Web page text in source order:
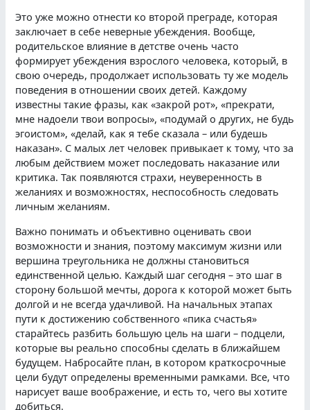
Это уже можно отнести ко второй преграде, которая
заключает в себе неверные убеждения. Вообще,
родительское влияние в детстве очень часто
формирует убеждения взрослого человека, который, в
свою очередь, продолжает использовать ту же модель
поведения в отношении своих детей. Каждому
известны такие фразы, как «закрой рот», «прекрати,
мне надоели твои вопросы», «подумай о других, не будь
эгоистом», «делай, как я тебе сказала – или будешь
наказан». С малых лет человек привыкает к тому, что за
любым действием может последовать наказание или
критика. Так появляются страхи, неуверенность в
желаниях и возможностях, неспособность следовать
личным желаниям.
Важно понимать и объективно оценивать свои
возможности и знания, поэтому максимум жизни или
вершина треугольника не должны становиться
единственной целью. Каждый шаг сегодня – это шаг в
сторону большой мечты, дорога к которой может быть
долгой и не всегда удачливой. На начальных этапах
пути к достижению собственного «пика счастья»
старайтесь разбить большую цель на шаги – подцели,
которые вы реально способны сделать в ближайшем
будущем. Набросайте план, в котором краткосрочные
цели будут определены временными рамками. Все, что
нарисует ваше воображение, и есть то, чего вы хотите
добиться.